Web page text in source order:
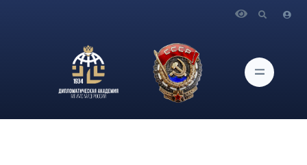
карьеры. Поиск первой работы. Шаги на пути к успеху»